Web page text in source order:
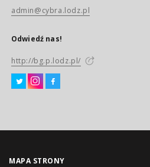
admin@cybra.lodz.pl
Odwiedź nas!
http://bg.p.lodz.pl/
MAPA STRONY